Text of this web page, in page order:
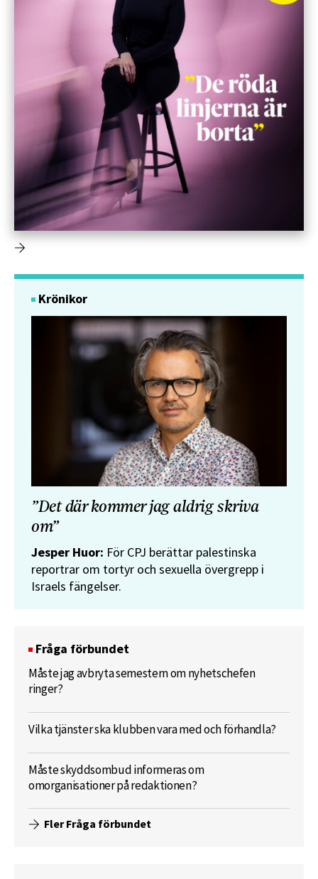
Krönikor
”Det där kommer jag aldrig skriva
om”
Jesper Huor: För CPJ berättar palestinska
reportrar om tortyr och sexuella övergrepp i
Israels fängelser.
Fråga förbundet
Måste jag avbryta semestern om nyhetschefen
ringer?
Vilka tjänster ska klubben vara med och förhandla?
Måste skyddsombud informeras om
omorganisationer på redaktionen?
Fler Fråga förbundet